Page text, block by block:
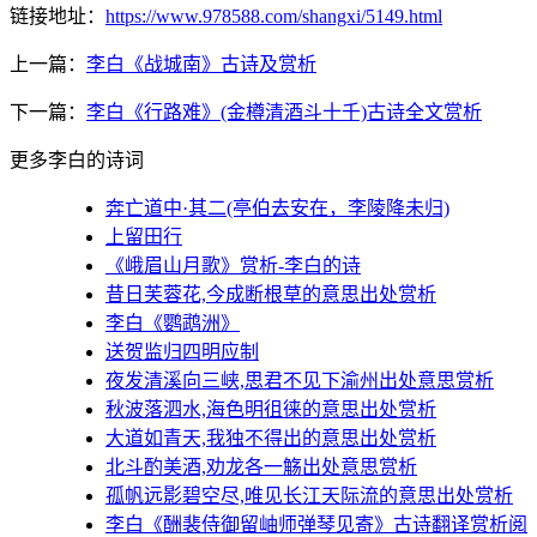
链接地址： https://www.978588.com/shangxi/5149.html
上一篇： 李白《战城南》古诗及赏析
下一篇： 李白《行路难》(金樽清酒斗十千)古诗全文赏析
更多李白的诗词
奔亡道中·其二(亭伯去安在，李陵降未归)
上留田行
《峨眉山月歌》赏析-李白的诗
昔日芙蓉花,今成断根草的意思出处赏析
李白《鹦鹉洲》
送贺监归四明应制
夜发清溪向三峡,思君不见下渝州出处意思赏析
秋波落泗水,海色明徂徕的意思出处赏析
大道如青天,我独不得出的意思出处赏析
北斗酌美酒,劝龙各一觞出处意思赏析
孤帆远影碧空尽,唯见长江天际流的意思出处赏析
李白《酬裴侍御留岫师弹琴见寄》古诗翻译赏析阅